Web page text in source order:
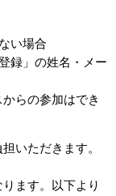
い場合
録」の姓名・メー
らの参加はでき
いただきます。
ます。以下より